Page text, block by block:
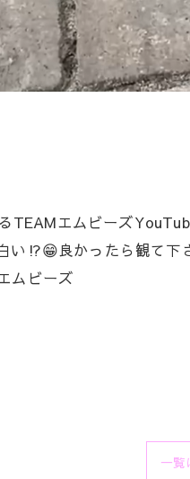
TEAMエムビーズ
い⁉️😁良かったら観て下
ムビーズ
一覧